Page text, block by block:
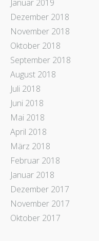
Januar 2019
Dezember 2018
November 2018
Oktober 2018
September 2018
August 2018
Juli 2018
Juni 2018
Mai 2018
April 2018
März 2018
Februar 2018
Januar 2018
Dezember 2017
November 2017
Oktober 2017